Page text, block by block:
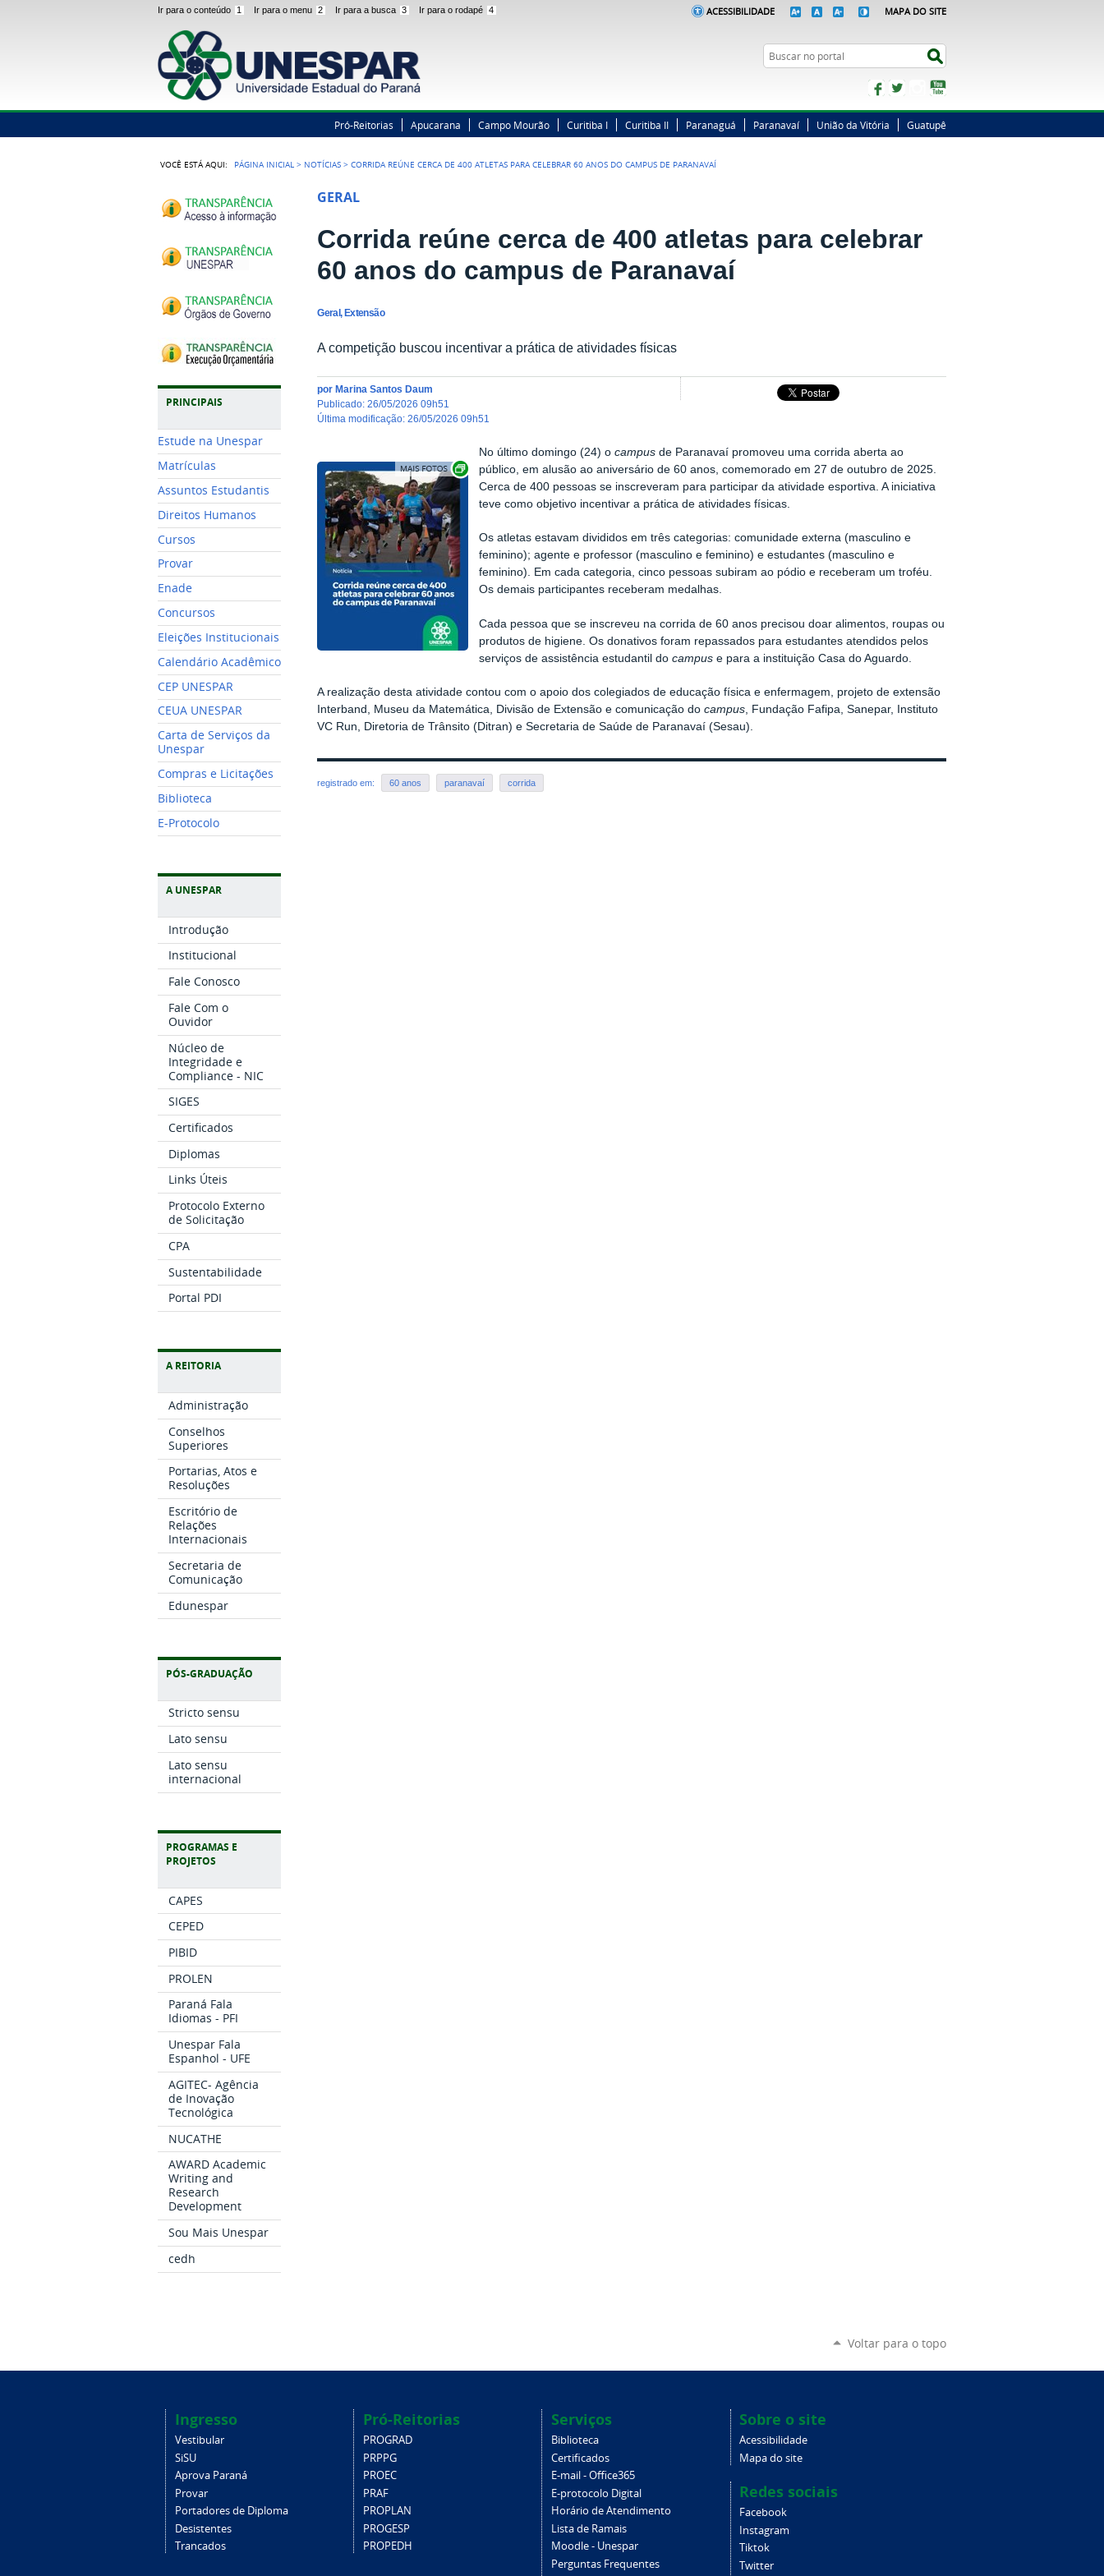
Ir para o conteúdo 1 Ir para o menu 2 Ir para a busca 3 Ir para o rodapé 4 ACESSIBILIDADE MAPA DO SITE
Busca
FacebookTwitterInstagram
Pró-Reitorias Apucarana Campo Mourão Curitiba I Curitiba II Paranaguá Paranavaí União da Vitória Guatupê
VOCÊ ESTÁ AQUI: PÁGINA INICIAL > NOTÍCIAS >CORRIDA REÚNE CERCA DE 400 ATLETAS PARA CELEBRAR 60 ANOS DO CAMPUS DE PARANAVAÍ
PRINCIPAIS
Estude na Unespar
Matrículas
Assuntos Estudantis
Direitos Humanos
Cursos
Provar
Enade
Concursos
Eleições Institucionais
Calendário Acadêmico
CEP UNESPAR
CEUA UNESPAR
Carta de Serviços da
Unespar
Compras e Licitações
Biblioteca
E-Protocolo
A UNESPAR
Introdução
Institucional
Fale Conosco
Fale Com o
Ouvidor
Núcleo de
Integridade e
Compliance - NIC
SIGES
Certificados
Diplomas
Links Úteis
Protocolo Externo
de Solicitação
CPA
Sustentabilidade
Portal PDI
A REITORIA
Administração
Conselhos
Superiores
Portarias, Atos e
Resoluções
Escritório de
Relações
Internacionais
Secretaria de
Comunicação
Edunespar
PÓS-GRADUAÇÃO
Stricto sensu
Lato sensu
Lato sensu
internacional
PROGRAMAS E
PROJETOS
CAPES
CEPED
PIBID
PROLEN
Paraná Fala
Idiomas - PFI
Unespar Fala
Espanhol - UFE
AGITEC- Agência
de Inovação
Tecnológica
NUCATHE
AWARD Academic
Writing and
Research
Development
Sou Mais Unespar
cedh
GERAL
Corrida reúne cerca de 400 atletas para celebrar
60 anos do campus de Paranavaí
Geral, Extensão
A competição buscou incentivar a prática de atividades físicas
por Marina Santos Daum
publicado:26/05/2026 09h51
última modificação:26/05/2026 09h51
Exibir carrossel de imagens
No último domingo (24) o campus de Paranavaí promoveu uma corrida aberta ao
público, em alusão ao aniversário de 60 anos, comemorado em 27 de outubro de 2025.
Cerca de 400 pessoas se inscreveram para participar da atividade esportiva. A iniciativa
teve como objetivo incentivar a prática de atividades físicas.
Os atletas estavam divididos em três categorias: comunidade externa (masculino e
feminino); agente e professor (masculino e feminino) e estudantes (masculino e
feminino). Em cada categoria, cinco pessoas subiram ao pódio e receberam um troféu.
Os demais participantes receberam medalhas.
Cada pessoa que se inscreveu na corrida de 60 anos precisou doar alimentos, roupas ou
produtos de higiene. Os donativos foram repassados para estudantes atendidos pelos
serviços de assistência estudantil do campuse para a instituição Casa do Aguardo.
A realização desta atividade contou com o apoio dos colegiados de educação física e enfermagem, projeto de extensão
Interband, Museu da Matemática, Divisão de Extensão e comunicação docampus, Fundação Fafipa, Sanepar, Instituto
VC Run, Diretoria de Trânsito (Ditran) e Secretaria de Saúde de Paranavaí (Sesau).
registrado em: 60 anos paranavaí corrida
Voltar para o topo
Ingresso
Vestibular
SiSU
Aprova Paraná
Provar
Portadores de Diploma
Desistentes
Trancados
Pró-Reitorias
PROGRAD
PRPPG
PROEC
PRAF
PROPLAN
PROGESP
PROPEDH
Serviços
Biblioteca
Certificados
E-mail - Office365
E-protocolo Digital
Horário de Atendimento
Lista de Ramais
Moodle - Unespar
Perguntas Frequentes
Sobre o site
Acessibilidade
Mapa do site
Redes sociais
Facebook
Instagram
Tiktok
Twitter